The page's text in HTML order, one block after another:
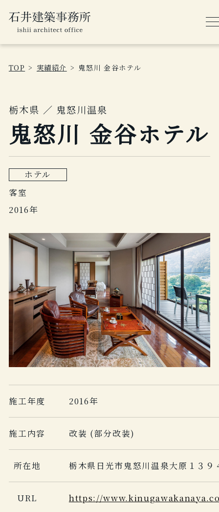
TOP 実績紹介 鬼怒川 金谷ホテル
栃木県 ／ 鬼怒川温泉
鬼怒川 金谷ホテル
ホテル
客室
2016年
施工年度 2016年
施工内容 改装 (部分改装)
所在地 栃木県日光市鬼怒川温泉大原１３９
URL https://